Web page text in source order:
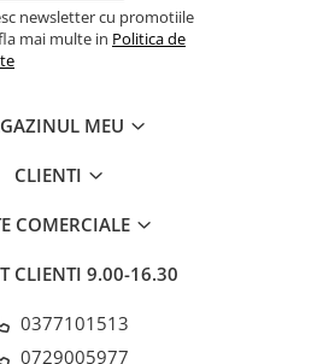
newsletter cu promotiile
mai multe in Politica de
MEU
CLIENTI
COMERCIALE
CLIENTI 9.00-16.30
0377101513
0729005977